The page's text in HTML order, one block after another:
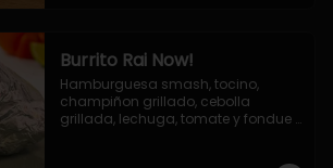
Burrito Rai Now!
Hamburguesa smash, tocino,
champiñon grillado, cebolla
grillada, lechuga, tomate y fondue